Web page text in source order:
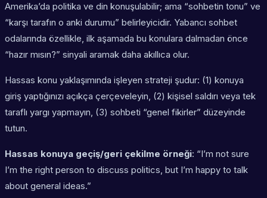
Amerika’da politika ve din konuşulabilir; ama “sohbetin tonu” ve
“karşı tarafın o anki durumu” belirleyicidir. Yabancı sohbet
odalarında özellikle, ilk aşamada bu konulara dalmadan önce
“hazır mısın?” sinyali aramak daha akıllıca olur.
Hassas konu yaklaşımında işleyen strateji şudur: (1) konuya
giriş yaptığınızı açıkça çerçeveleyin, (2) kişisel saldırı veya tek
taraflı yargı yapmayın, (3) sohbeti “genel fikirler” düzeyinde
tutun.
Hassas konuya geçiş/geri çekilme örneği: “I’m not sure
I’m the right person to discuss politics, but I’m happy to talk
about general ideas.”